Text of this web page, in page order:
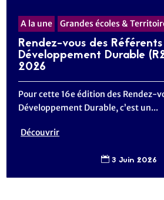
A la une Grandes écoles &
Rendez-vous des
Développement Durable
2026
Pour cette 16e édition des Rendez-
Développement Durable, c’est un...
Découvrir
 3 Juin 2026